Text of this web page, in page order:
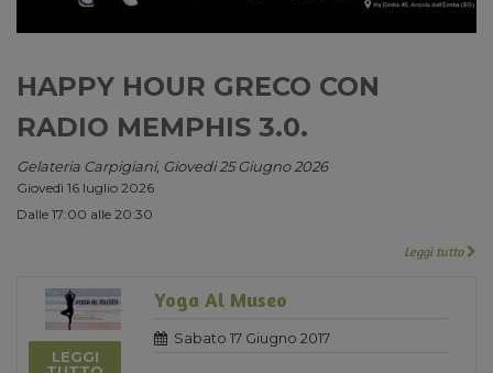
HAPPY HOUR GRECO CON
RADIO MEMPHIS 3.0.
Gelateria Carpigiani, Giovedi 25 Giugno 2026
Giovedì 16 luglio 2026
Dalle 17:00 alle 20:30
Leggi tutto
LEGGI
Yoga Al Museo
Sabato 17 Giugno 2017